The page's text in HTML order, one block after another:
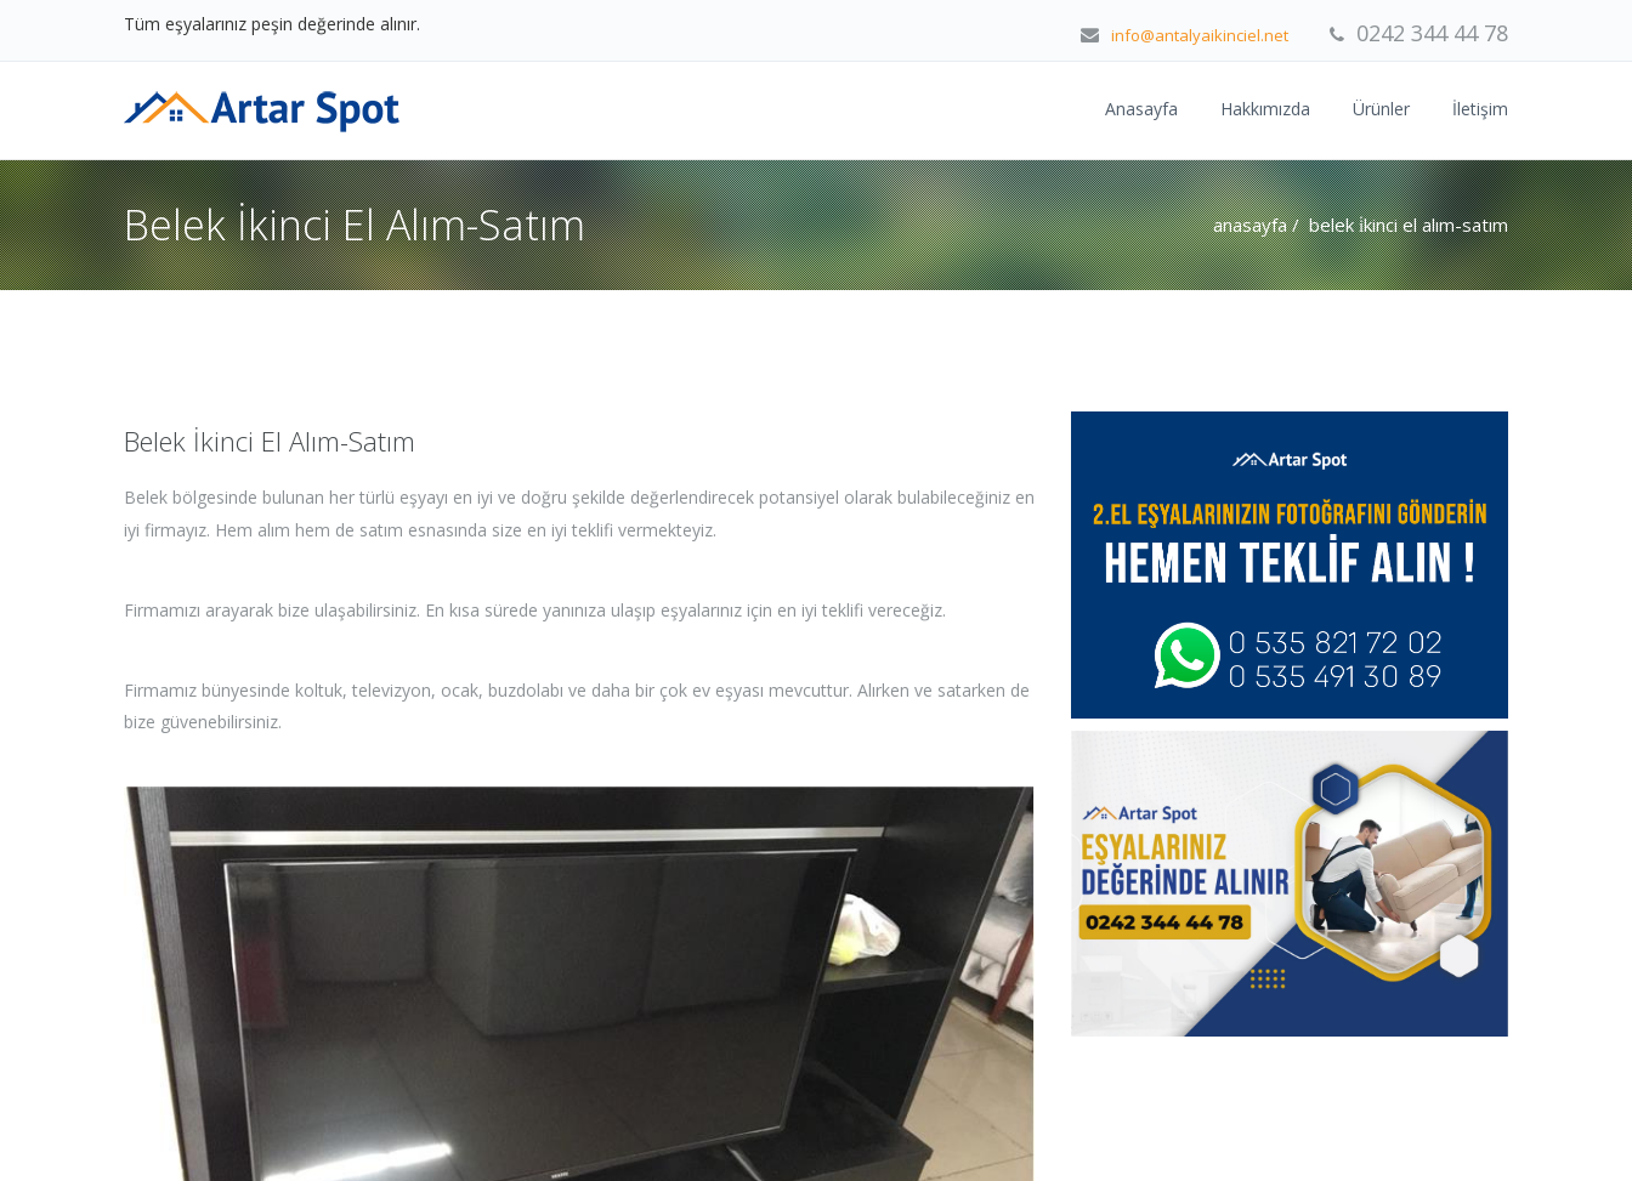
Tüm eşyalarınız peşin değerinde alınır. info@antalyaikinciel.net 0242 344 44 78
Anasayfa Hakkımızda Ürünler İletişim
Belek İkinci El Alım-Satım anasayfa/ belek i̇kinci el alım-satım
Belek İkinci El Alım-Satım
Belek bölgesinde bulunan her türlü eşyayı en iyi ve doğru şekilde değerlendirecek potansiyel olarak bulabileceğiniz en
iyi firmayız. Hem alım hem de satım esnasında size en iyi teklifi vermekteyiz.
Firmamızı arayarak bize ulaşabilirsiniz. En kısa sürede yanınıza ulaşıp eşyalarınız için en iyi teklifi vereceğiz.
Firmamız bünyesinde koltuk, televizyon, ocak, buzdolabı ve daha bir çok ev eşyası mevcuttur. Alırken ve satarken de
bize güvenebilirsiniz.